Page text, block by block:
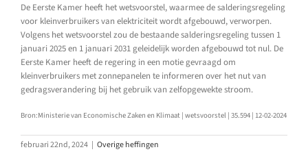
De Eerste Kamer heeft het wetsvoorstel, waarmee de salderingsregeling
voor kleinverbruikers van elektriciteit wordt afgebouwd, verworpen.
Volgens het wetsvoorstel zou de bestaande salderingsregeling tussen 1
januari 2025 en 1 januari 2031 geleidelijk worden afgebouwd tot nul. De
Eerste Kamer heeft de regering in een motie gevraagd om
kleinverbruikers met zonnepanelen te informeren over het nut van
gedragsverandering bij het gebruik van zelfopgewekte stroom.
Bron:Ministerie van Economische Zaken en Klimaat | wetsvoorstel | 35.594 | 12-02-2024
februari 22nd, 2024 | Overige heffingen